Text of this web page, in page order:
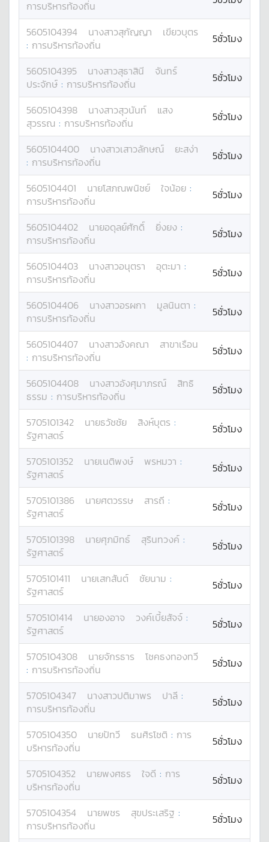
การบริหารท้องถิ่น
5605104394 นางสาวสุกัญญา
เขียวบุตร
: การบริหารท้องถิ่น 5ชั่วโมง
5605104395 นางสาวสุธาสินี
จันทร์
ประจักษ์ : การบริหารท้องถิ่น 5ชั่วโมง
5605104398 นางสาวสุวนันท์
แสง
สุวรรณ : การบริหารท้องถิ่น 5ชั่วโมง
5605104400 นางสาวเสาวลักษณ์
ยะสง่า
: การบริหารท้องถิ่น 5ชั่วโมง
5605104401 นายโสภณพนิชย์ ใจน้อย :
การบริหารท้องถิ่น
5ชั่วโมง
5605104402 นายอดุลย์ศักดิ์ ยิ่งยง :
การบริหารท้องถิ่น
5ชั่วโมง
5605104403 นางสาวอนุตรา อุตะมา :
การบริหารท้องถิ่น
5ชั่วโมง
5605104406 นางสาวอรผกา มูลนินตา :
การบริหารท้องถิ่น
5ชั่วโมง
5605104407 นางสาวอังคณา
สาขาเรือน
: การบริหารท้องถิ่น 5ชั่วโมง
5605104408 นางสาวอังศุมาภรณ์
สิทธิ
ธรรม : การบริหารท้องถิ่น 5ชั่วโมง
5705101342 นายธวัชชัย สิงห์บุตร :
รัฐศาสตร์
5ชั่วโมง
5705101352 นายเนติพงษ์ พรหมวา :
รัฐศาสตร์
5ชั่วโมง
5705101386 นายศตวรรษ สารถี :
รัฐศาสตร์
5ชั่วโมง
5705101398 นายศุภมิทธ์ สุรินทวงค์ :
รัฐศาสตร์
5ชั่วโมง
5705101411 นายเสกสันต์ ชัยนาม :
รัฐศาสตร์
5ชั่วโมง
5705101414 นายองอาจ วงค์เบี้ยสัจจ์ :
รัฐศาสตร์
5ชั่วโมง
5705104308 นายจักรธาร
โชคธงทองทวี
: การบริหารท้องถิ่น 5ชั่วโมง
5705104347 นางสาวปติมาพร ปาลี :
การบริหารท้องถิ่น
5ชั่วโมง
5705104350 นายปัทวี ธนศิรโชติ : การ
บริหารท้องถิ่น
5ชั่วโมง
5705104352 นายพงศธร ใจดี : การ
บริหารท้องถิ่น
5ชั่วโมง
5705104354 นายพชร สุขประเสริฐ :
การบริหารท้องถิ่น
5ชั่วโมง